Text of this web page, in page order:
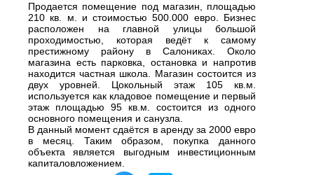
Продается помещение под магазин, площадью
210 кв. м. и стоимостью 500.000 евро. Бизнес
расположен на главной улицы большой
проходимостью, которая ведёт к самому
престижному району в Салониках. Около
магазина есть парковка, остановка и напротив
находится частная школа. Магазин состоится из
двух уровней. Цокольный этаж 105 кв.м.
используется как кладовое помещение и первый
этаж площадью 95 кв.м. состоится из одного
основного помещения и санузла.
В данный момент сдаётся в аренду за 2000 евро
в месяц. Таким образом, покупка данного
объекта является выгодным инвестиционным
капиталовложением.